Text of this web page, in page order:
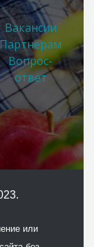
Вакансии
Партнерам
Вопрос-
ответ
или